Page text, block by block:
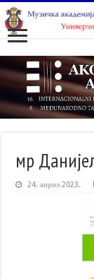
мр
24. април 2023.